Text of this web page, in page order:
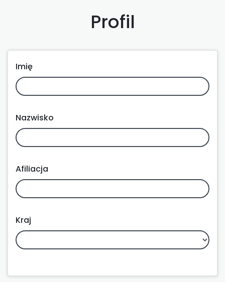
Profil
Imię
Nazwisko
Afiliacja
Kraj